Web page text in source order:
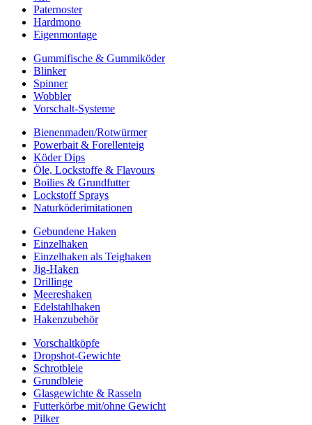
Paternoster
Hardmono
Eigenmontage
Gummifische & Gummiköder
Blinker
Spinner
Wobbler
Vorschalt-Systeme
Bienenmaden/Rotwürmer
Powerbait & Forellenteig
Köder Dips
Öle, Lockstoffe & Flavours
Boilies & Grundfutter
Lockstoff Sprays
Naturköderimitationen
Gebundene Haken
Einzelhaken
Einzelhaken als Teighaken
Jig-Haken
Drillinge
Meereshaken
Edelstahlhaken
Hakenzubehör
Vorschaltköpfe
Dropshot-Gewichte
Schrotbleie
Grundbleie
Glasgewichte & Rasseln
Futterkörbe mit/ohne Gewicht
Pilker